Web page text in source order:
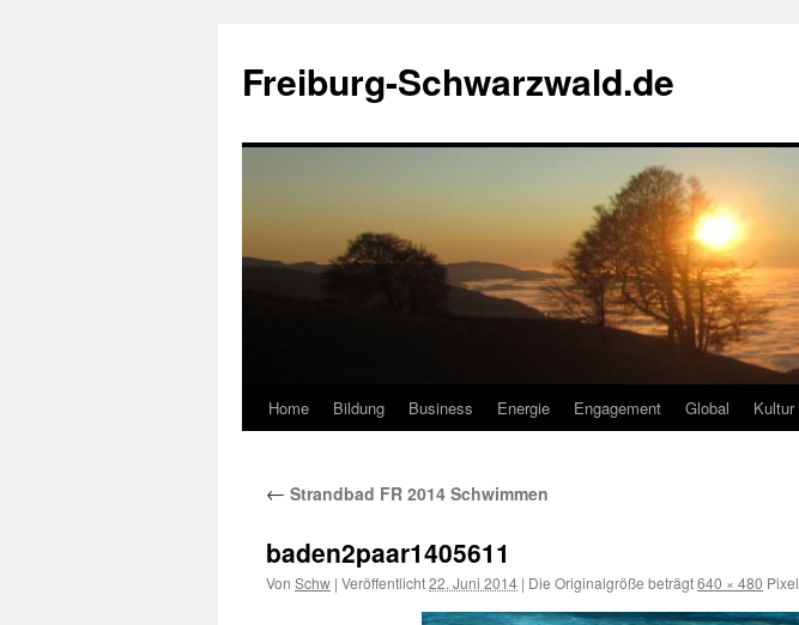
springen
Freiburg-Schwarzwald.de
Home Bildung Business Energie Engagement Global Kultur
← Strandbad FR 2014 Schwimmen
baden2paar1405611
Von Schw | Veröffentlicht22. Juni 2014 | Die Originalgröße beträgt640 × 480 Pixel